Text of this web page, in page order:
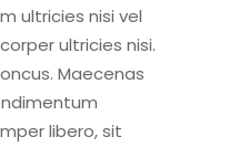
ultricies nisi vel
ultricies nisi.
Maecenas
libero, sit